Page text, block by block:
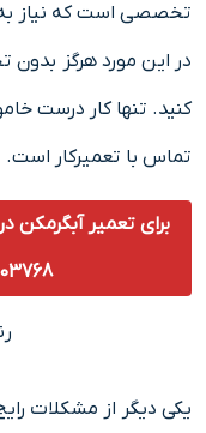
تخصصی است که نیاز
در این مورد هرگز بدون
کنید. تنها کار درست
تماس با تعمیرکار است.
یکی دیگر از مشکلات